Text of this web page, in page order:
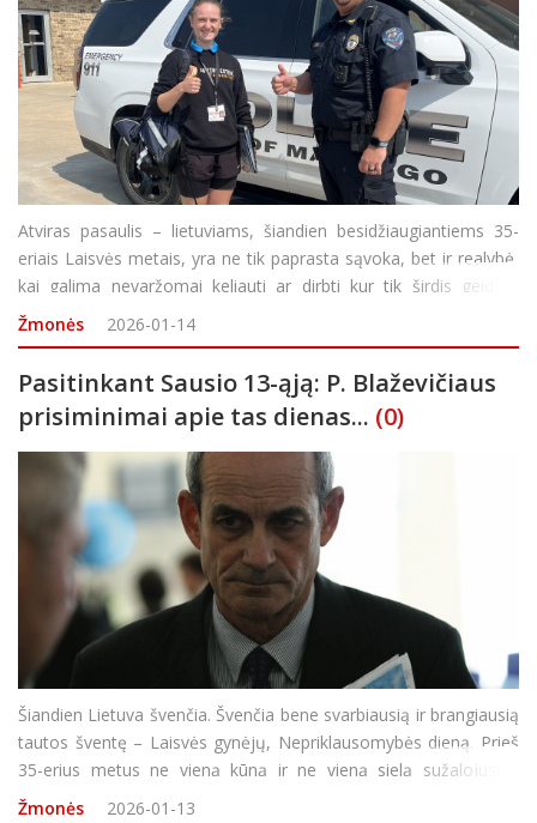
Atviras pasaulis – lietuviams, šiandien besidžiaugiantiems 35-
eriais Laisvės metais, yra ne tik paprasta sąvoka, bet ir realybė,
kai galima nevaržomai keliauti ar dirbti kur tik širdis geidžia.
Rokiškietė Arina Fitingova prieš keletą metų itin sėkmingai išnau
Žmonės 2026-01-14
Pasitinkant Sausio 13-ąją: P. Blaževičiaus
prisiminimai apie tas dienas... (0)
Šiandien Lietuva švenčia. Švenčia bene svarbiausią ir brangiausią
tautos šventę – Laisvės gynėjų, Nepriklausomybės dieną. Prieš
35-erius metus ne vieną kūną ir ne vieną sielą sužalojusios
baisiosios Sausio 13-osios nakties įvykiai palietė visą tautą: ginti
Žmonės 2026-01-13